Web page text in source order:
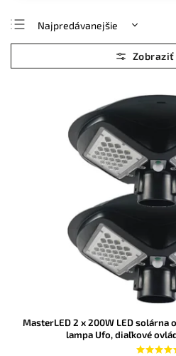
Najpredávanejšie
Najlacnejšie
Najdrahšie
MasterLED 2 x 200W LED solárna
lampa Ufo, diaľkové